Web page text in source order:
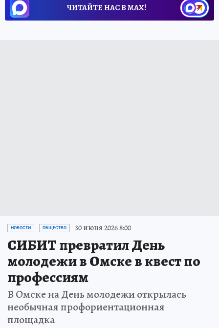
ЧИТАЙТЕ НАС В МАХ!
НОВОСТИ ОБЩЕСТВО 30 июня 2026 8:00
СИБИТ превратил День
молодежи в Омске в квест по
профессиям
В Омске на День молодежи открылась
необычная профориентационная
площадка